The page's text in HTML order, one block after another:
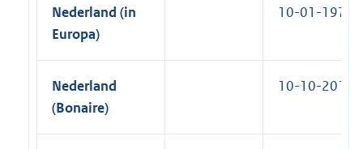
Nederland (in
Europa)
10-01-1975
Nederland
(Bonaire)
10-10-2010